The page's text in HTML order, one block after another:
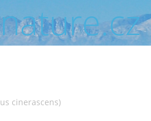
cinerascens)